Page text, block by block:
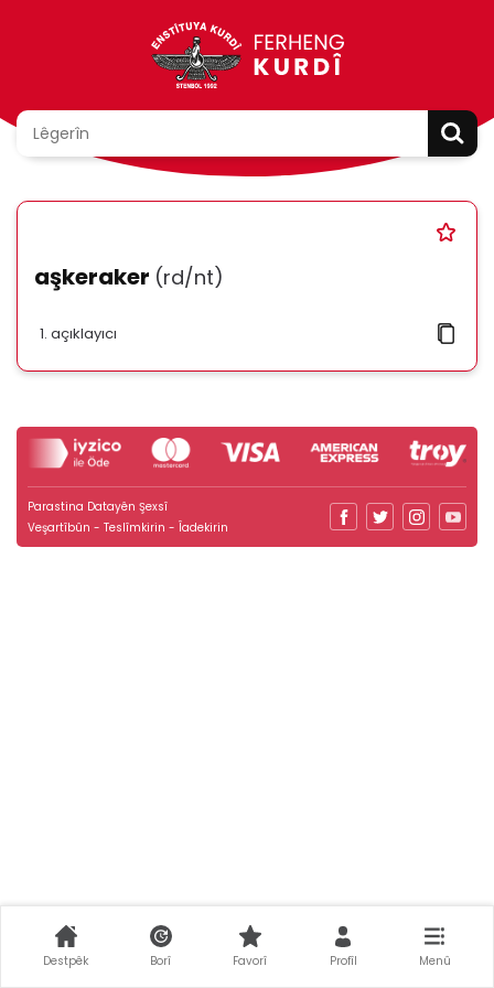
aşkeraker (rd/nt)
açıklayıcı
Parastina Datayên Şexsî
Veşartîbûn - Teslîmkirin - Îadekirin
Destpêk Borî Favorî Profîl Menû